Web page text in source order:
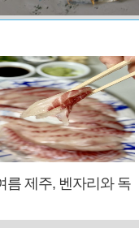
름 제주, 벤자리와 독